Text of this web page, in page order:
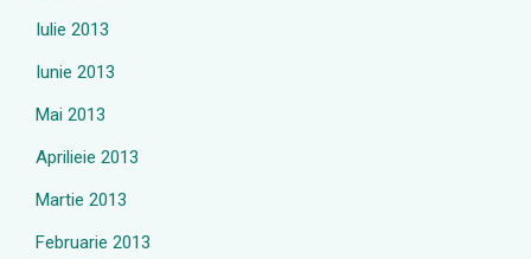
Iulie 2013
Iunie 2013
Mai 2013
Aprilieie 2013
Martie 2013
Februarie 2013